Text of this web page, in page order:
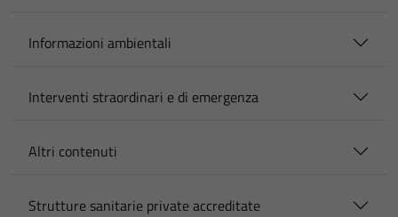
Informazioni ambientali
Interventi straordinari e di emergenza
Altri contenuti
Strutture sanitarie private accreditate